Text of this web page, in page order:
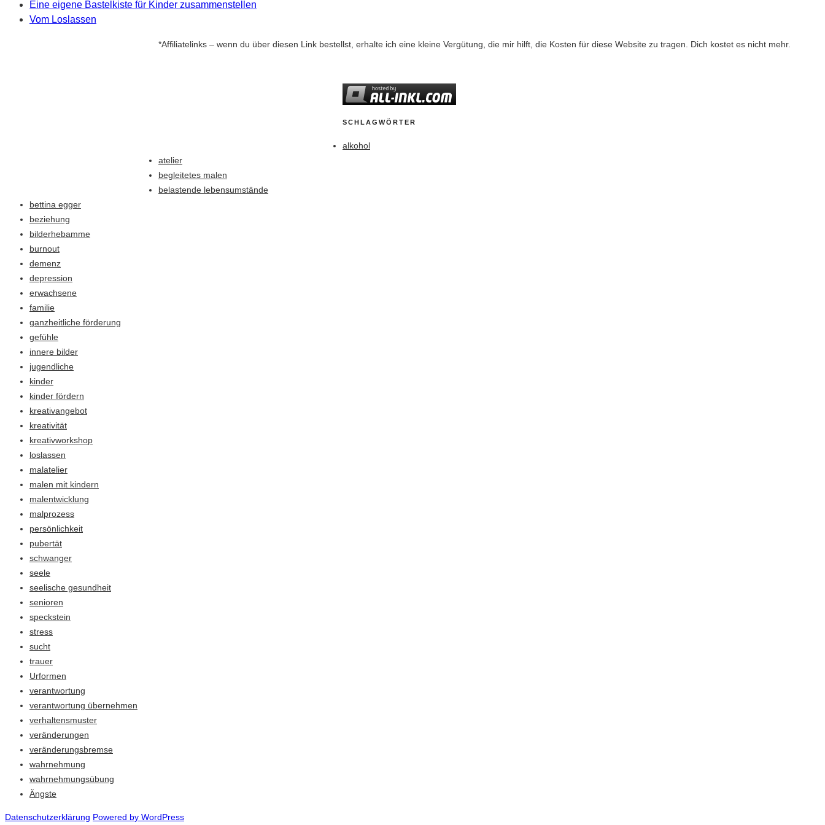
Eine eigene Bastelkiste für Kinder zusammenstellen
Vom Loslassen
*Affiliatelinks – wenn du über diesen Link bestellst, erhalte ich eine kleine Vergütung, die mir hilft, die Kosten für diese Website zu tragen. Dich kostet es nicht mehr.
SCHLAGWÖRTER
alkohol
atelier
begleitetes malen
belastende lebensumstände
bettina egger
beziehung
bilderhebamme
burnout
demenz
depression
erwachsene
familie
ganzheitliche förderung
gefühle
innere bilder
jugendliche
kinder
kinder fördern
kreativangebot
kreativität
kreativworkshop
loslassen
malatelier
malen mit kindern
malentwicklung
malprozess
persönlichkeit
pubertät
schwanger
seele
seelische gesundheit
senioren
speckstein
stress
sucht
trauer
Urformen
verantwortung
verantwortung übernehmen
verhaltensmuster
veränderungen
veränderungsbremse
wahrnehmung
wahrnehmungsübung
Ängste
Datenschutzerklärung Powered by WordPress